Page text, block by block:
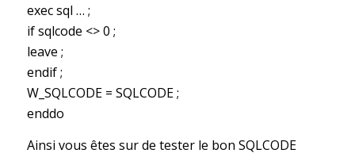
exec sql … ;
if sqlcode <> 0 ;
leave ;
endif ;
W_SQLCODE = SQLCODE ;
enddo
Ainsi vous êtes sur de tester le bon SQLCODE